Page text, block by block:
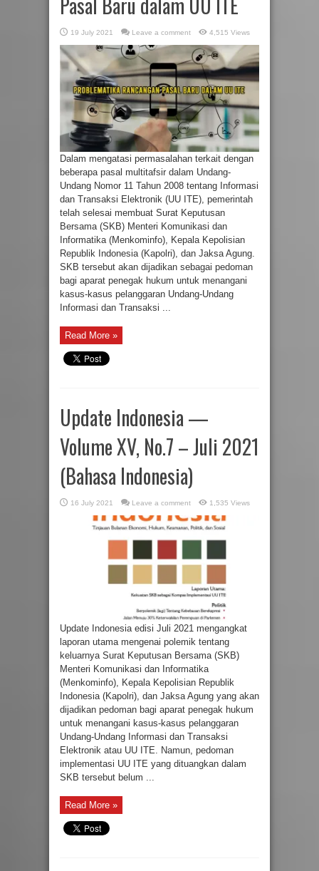
19 July 2021 Leave a comment 4,515 Views
Dalam mengatasi permasalahan terkait dengan
beberapa pasal multitafsir dalam Undang-
Undang Nomor 11 Tahun 2008 tentang Informasi
dan Transaksi Elektronik (UU ITE), pemerintah
telah selesai membuat Surat Keputusan
Bersama (SKB) Menteri Komunikasi dan
Informatika (Menkominfo), Kepala Kepolisian
Republik Indonesia (Kapolri), dan Jaksa Agung.
SKB tersebut akan dijadikan sebagai pedoman
bagi aparat penegak hukum untuk menangani
kasus-kasus pelanggaran Undang-Undang
Informasi dan Transaksi ...
Read More »
Update Indonesia —
Volume XV, No.7 – Juli 2021
(Bahasa Indonesia)
16 July 2021 Leave a comment 1,535 Views
Update Indonesia edisi Juli 2021 mengangkat
laporan utama mengenai polemik tentang
keluarnya Surat Keputusan Bersama (SKB)
Menteri Komunikasi dan Informatika
(Menkominfo), Kepala Kepolisian Republik
Indonesia (Kapolri), dan Jaksa Agung yang akan
dijadikan pedoman bagi aparat penegak hukum
untuk menangani kasus-kasus pelanggaran
Undang-Undang Informasi dan Transaksi
Elektronik atau UU ITE. Namun, pedoman
implementasi UU ITE yang dituangkan dalam
SKB tersebut belum ...
Read More »